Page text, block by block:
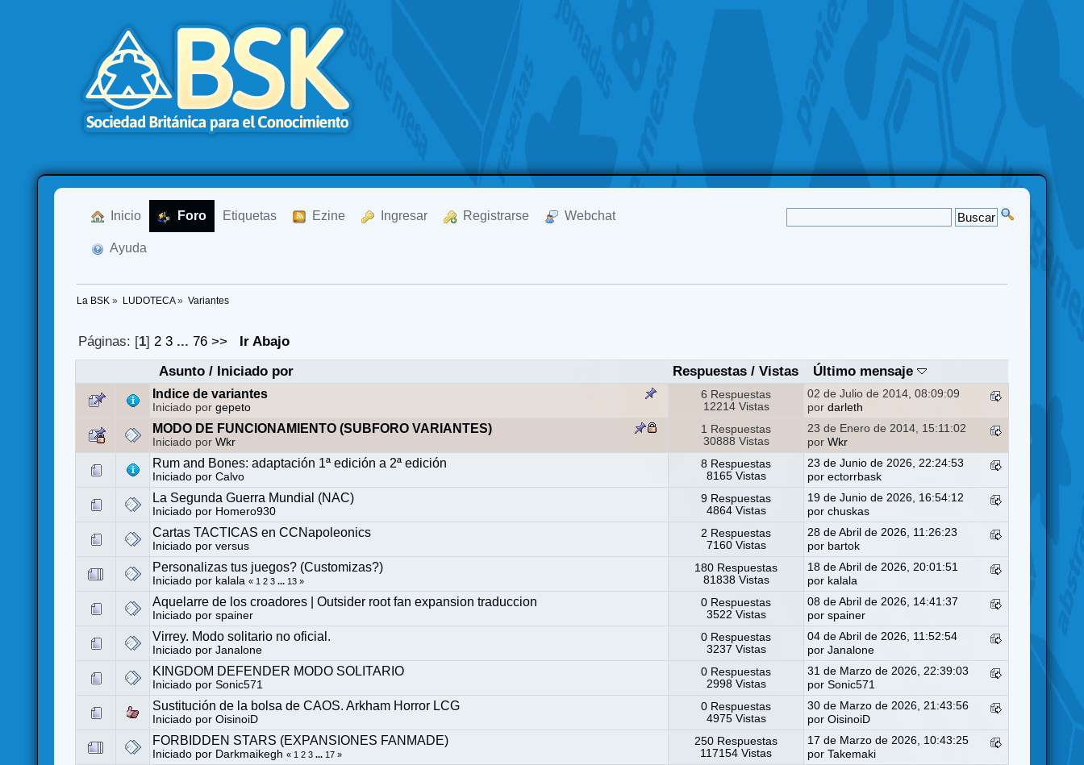
Inicio Foro Etiquetas Ezine Ingresar Registrarse Webchat
Ayuda
La BSK » LUDOTECA» Variantes
Páginas: [1] 2 3 ... 76 >>
Ir Abajo
Asunto/ Iniciado por Respuestas /Vistas Último mensaje
Indice de variantes
Iniciado porgepeto
6 Respuestas
12214 Vistas
02 de Julio de 2014, 08:09:09
pordarleth
MODO DE FUNCIONAMIENTO (SUBFORO VARIANTES)
Iniciado porWkr
1 Respuestas
30888 Vistas
23 de Enero de 2014, 15:11:02
porWkr
Rum and Bones: adaptación 1ª edición a 2ª edición
Iniciado porCalvo
8 Respuestas
8165 Vistas
23 de Junio de 2026, 22:24:53
porectorrbask
La Segunda Guerra Mundial (NAC)
Iniciado por Homero930
9 Respuestas
4864 Vistas
19 de Junio de 2026, 16:54:12
porchuskas
Cartas TACTICAS en CCNapoleonics
Iniciado porversus
2 Respuestas
7160 Vistas
28 de Abril de 2026, 11:26:23
por bartok
Personalizas tus juegos? (Customizas?)
Iniciado por kalala « 1 2 3 ... 13 »
180 Respuestas
81838 Vistas
18 de Abril de 2026, 20:01:51
por kalala
Aquelarre de los croadores | Outsider root fan expansion traduccion
Iniciado porspainer
0 Respuestas
3522 Vistas
08 de Abril de 2026, 14:41:37
porspainer
Virrey. Modo solitario no oficial.
Iniciado porJanalone
0 Respuestas
3237 Vistas
04 de Abril de 2026, 11:52:54
porJanalone
KINGDOM DEFENDER MODO SOLITARIO
Iniciado porSonic571
0 Respuestas
2998 Vistas
31 de Marzo de 2026, 22:39:03
porSonic571
Sustitución de la bolsa de CAOS. Arkham Horror LCG
Iniciado porOisinoiD
0 Respuestas
4975 Vistas
30 de Marzo de 2026, 21:43:56
porOisinoiD
FORBIDDEN STARS (EXPANSIONES FANMADE)
Iniciado por Darkmaikegh « 1 2 3 ... 17 »
250 Respuestas
117154 Vistas
17 de Marzo de 2026, 10:43:25
porTakemaki